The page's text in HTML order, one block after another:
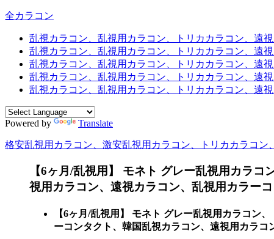
全カラコン
乱視カラコン、乱視用カラコン、トリカカラコン、遠
乱視カラコン、乱視用カラコン、トリカカラコン、遠
乱視カラコン、乱視用カラコン、トリカカラコン、遠
乱視カラコン、乱視用カラコン、トリカカラコン、遠
乱視カラコン、乱視用カラコン、トリカカラコン、遠
Powered by Translate
格安乱視用カラコン、激安乱視用カラコン、トリカカラコ
【6ヶ月/乱視用】 モネト グレー乱視用カラコン
視用カラコン、遠視カラコン、乱視用カラー
【6ヶ月/乱視用】 モネト グレー乱視用カラコン、
ーコンタクト、韓国乱視カラコン、遠視用カラ